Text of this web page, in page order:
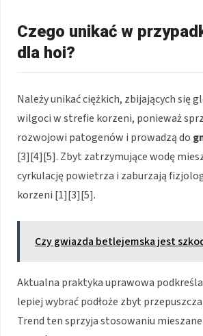
Czego unikać w
dla hoi?
Należy unikać ciężkich, zbijających się
wilgoci w strefie korzeni, ponieważ
rozwojowi patogenów i prowadzą do
[3][4][5]. Zbyt zatrzymujące wodę
cyrkulację powietrza i zaburzają
korzeni [1][3][5].
Czy gwiazda betlejemska jest
Aktualna praktyka uprawowa podkreśla
lepiej wybrać podłoże zbyt
Trend ten sprzyja stosowaniu